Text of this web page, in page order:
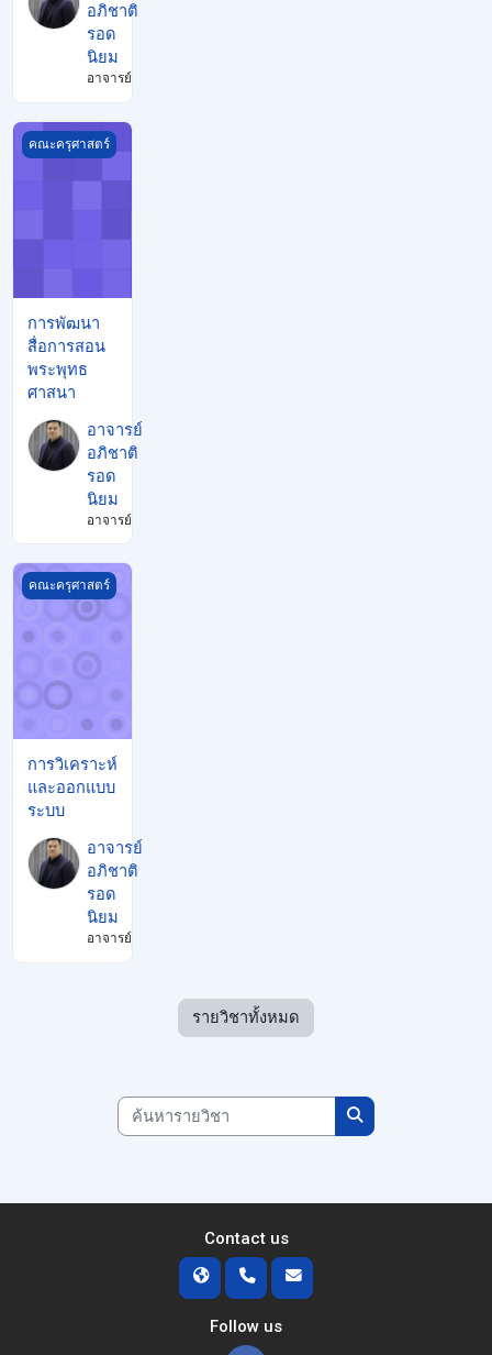
อภิชาติ
รอด
นิยม
อาจารย์
การพัฒนาสื่อการสอนพระพุทธศาสนา
คณะครุศาสตร์
การพัฒนา
สื่อการสอน
พระพุทธ
ศาสนา
อาจารย์
อภิชาติ
รอด
นิยม
อาจารย์
การวิเคราะห์และออกแบบระบบ
คณะครุศาสตร์
การวิเคราะห์
และออกแบบ
ระบบ
อาจารย์
อภิชาติ
รอด
นิยม
อาจารย์
รายวิชาทั้งหมด
ค้นหารายวิชา
ค้นหารายวิชา
Contact us
Follow us